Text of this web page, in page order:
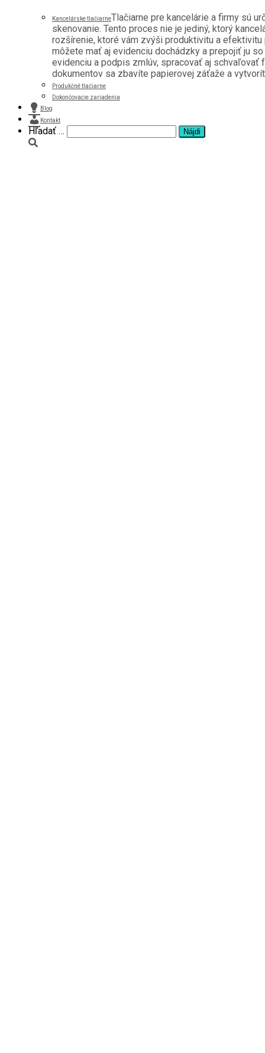
Kancelárske tlačiarneTlačiarne pre kancelárie a firmy sú
skenovanie. Tento proces nie je jediný, ktorý
rozšírenie, ktoré vám zvýši produktivitu a efektivitu
môžete mať aj evidenciu dochádzky a prepojiť ju
evidenciu a podpis zmlúv, spracovať aj schvaľovať
dokumentov sa zbavíte papierovej záťaže a
Produkčné tlačiarne
Dokončovacie zariadenia
Blog
Kontakt
Hľadať:
Hľadať …